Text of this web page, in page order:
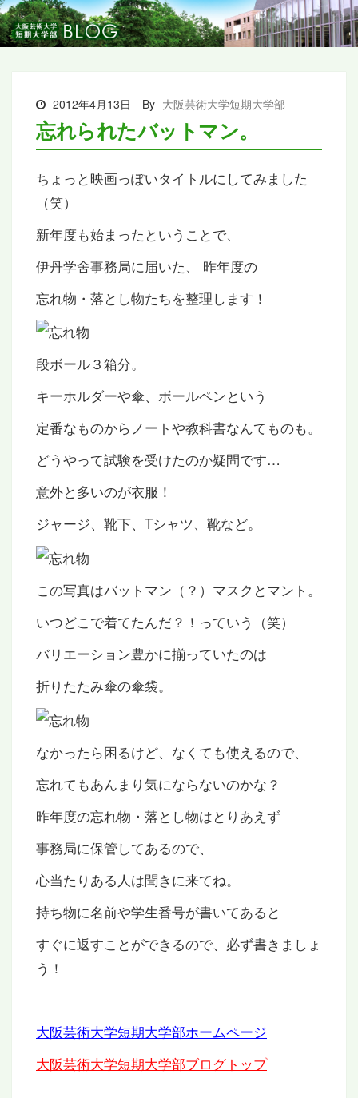
2012年4月13日 By 大阪芸術大学短期大学部
忘れられたバットマン。
ちょっと映画っぽいタイトルにしてみました
（笑）
新年度も始まったということで、
伊丹学舍事務局に届いた、 昨年度の
忘れ物・落とし物たちを整理します！
段ボール３箱分。
キーホルダーや傘、ボールペンという
定番なものからノートや教科書なんてものも。
どうやって試験を受けたのか疑問です…
意外と多いのが衣服！
ジャージ、靴下、Tシャツ、靴など。
この写真はバットマン（？）マスクとマント。
いつどこで着てたんだ？！っていう（笑）
バリエーション豊かに揃っていたのは
折りたたみ傘の傘袋。
なかったら困るけど、なくても使えるので、
忘れてもあんまり気にならないのかな？
昨年度の忘れ物・落とし物はとりあえず
事務局に保管してあるので、
心当たりある人は聞きに来てね。
持ち物に名前や学生番号が書いてあると
すぐに返すことができるので、必ず書きましょ
う！
大阪芸術大学短期大学部ホームページ
大阪芸術大学短期大学部ブログトップ